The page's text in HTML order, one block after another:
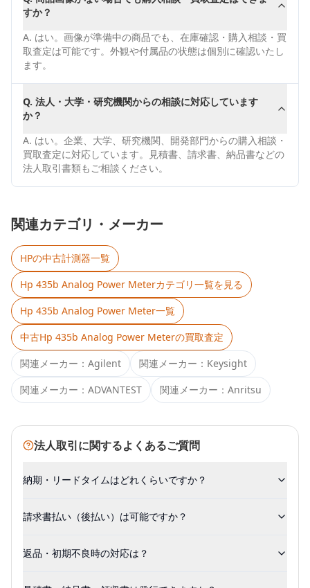
すか？
A. はい。画像が準備中の商品でも、在庫確認・購入相談・買
取査定は可能です。外観や付属品の状態は個別に確認いたし
ます。
Q. 法人・大学・研究機関からの相談に対応しています
か？
A. はい。企業、大学、研究機関、開発部門からの購入相談・
買取査定に対応しています。見積書、請求書、納品書などの
法人取引書類もご相談ください。
関連カテゴリ・メーカー
HPの中古計測器一覧
Hp 435b Analog Power Meterカテゴリ一覧を見る
Hp 435b Analog Power Meter一覧
中古Hp 435b Analog Power Meterの買取査定
関連メーカー： Agilent 関連メーカー： Keysight
関連メーカー： ADVANTEST 関連メーカー： Anritsu
法人取引に関するよくあるご質問
納期・リードタイムはどれくらいですか？
請求書払い（後払い）は可能ですか？
返品・初期不良時の対応は？